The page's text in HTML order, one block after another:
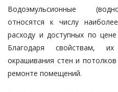
Водоэмульсионные
относятся к числу
расходу и доступных по
Благодаря свойствам,
окрашивания стен и
ремонте помещений.